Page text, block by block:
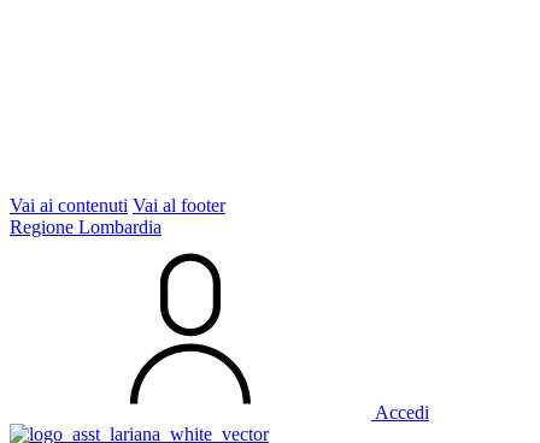
Vai ai contenuti Vai al footer
Regione Lombardia
Accedi